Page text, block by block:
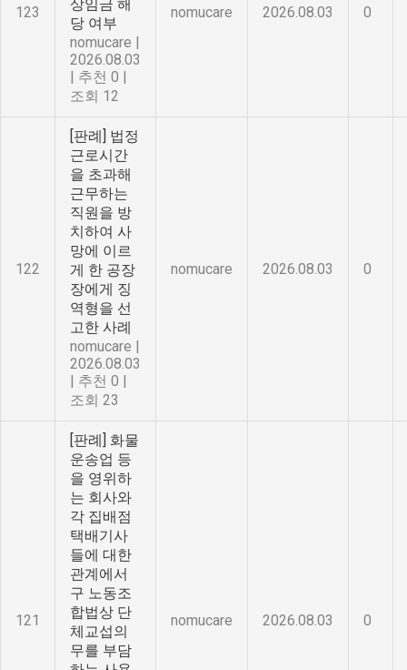
123
상임금 해
당 여부
nomucare |
2026.08.03
| 추천 0 |
조회 12
nomucare 2026.08.03 0
122
[판례] 법정
근로시간
을 초과해
근무하는
직원을 방
치하여 사
망에 이르
게 한 공장
장에게 징
역형을 선
고한 사례
nomucare |
2026.08.03
| 추천 0 |
조회 23
nomucare 2026.08.03 0
121
[판례] 화물
운송업 등
을 영위하
는 회사와
각 집배점
택배기사
들에 대한
관계에서
구 노동조
합법상 단
체교섭의
무를 부담
nomucare 2026.08.03 0